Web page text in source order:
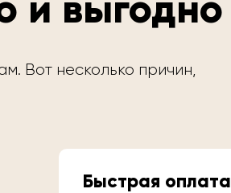
Вот несколько причин,
Быстрая оплата